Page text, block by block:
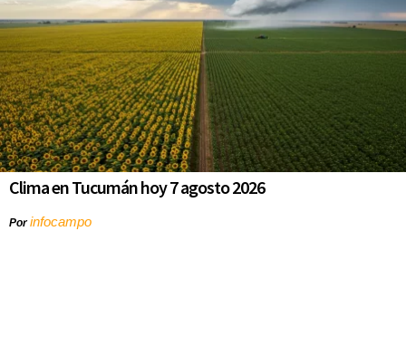
Clima en Tucumán hoy 7 agosto 2026
Porinfocampo